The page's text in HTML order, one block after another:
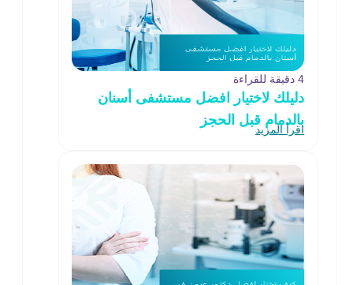
4 دقيقة للقراءة
دليلك لاختيار افضل مستشفى أسنان
بالدمام قبل الحجز
اقرأ المزيد